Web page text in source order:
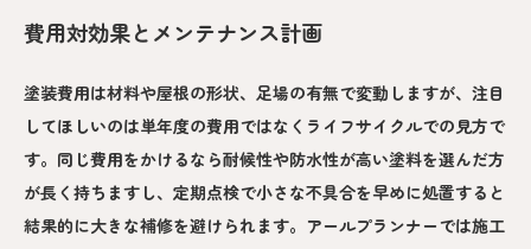
費用対効果とメンテナンス計画
塗装費用は材料や屋根の形状、足場の有無で変動しますが、注目
してほしいのは単年度の費用ではなくライフサイクルでの見方で
す。同じ費用をかけるなら耐候性や防水性が高い塗料を選んだ方
が長く持ちますし、定期点検で小さな不具合を早めに処置すると
結果的に大きな補修を避けられます。アールプランナーでは施工